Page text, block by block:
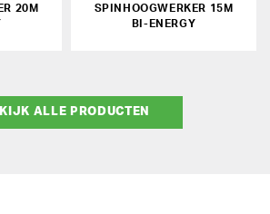
20M
SPINHOOGWERKER 15M
BI-ENERGY
ALLE PRODUCTEN